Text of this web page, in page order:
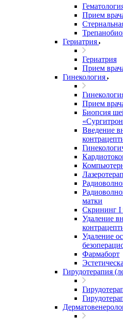
Прием
Гериатрия
Гериатрия
Прием
Гинекология
Прием
Биопсия
Введение
матки
Скрининг I
Удаление
Удаление
Фармаборт
Гирудотерапия